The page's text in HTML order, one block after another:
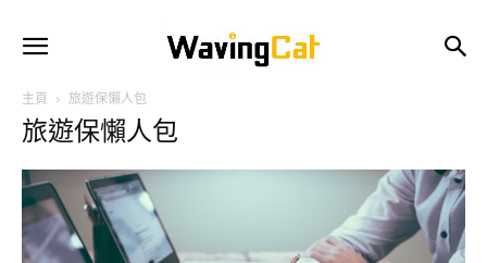
主頁 旅遊保懶人包
旅遊保懶人包